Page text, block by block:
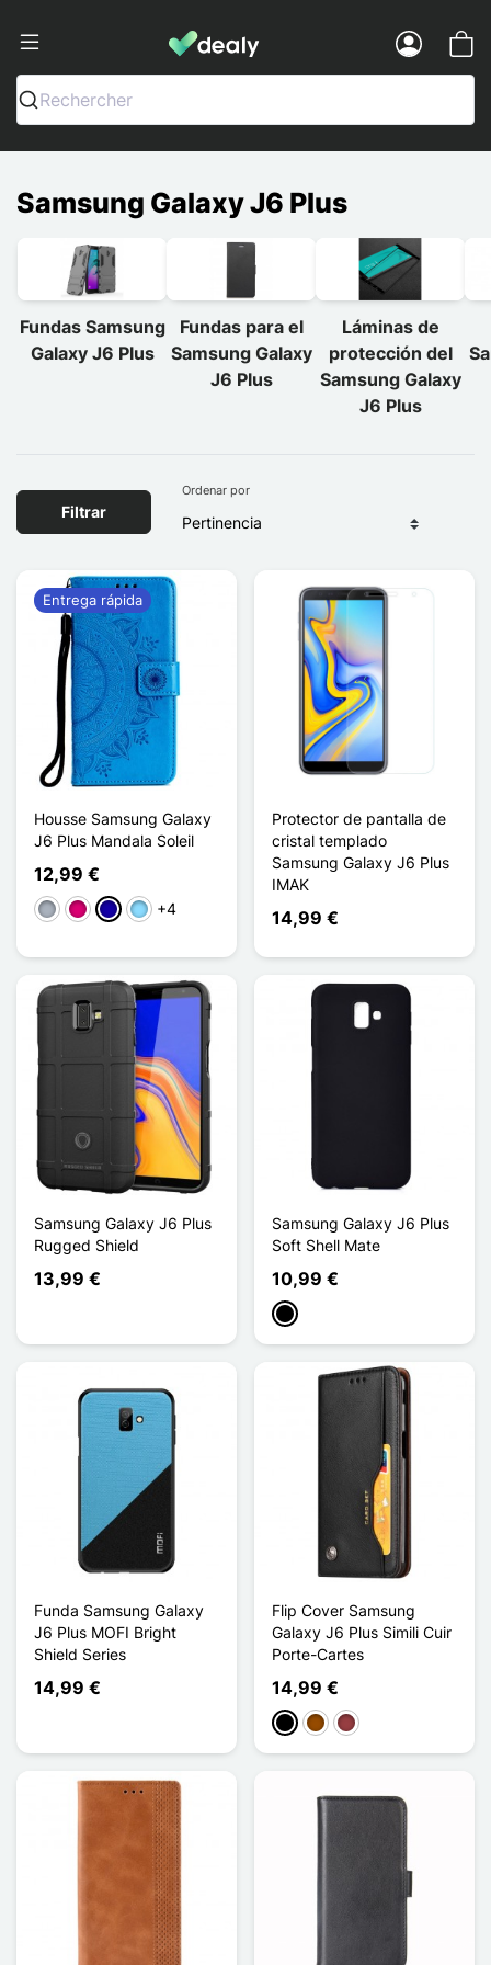
Dealy - Fundas y accesorios para
Rechercher
Samsung Galaxy J6 Plus
Fundas Samsung
Galaxy J6 Plus
Fundas para el
Samsung Galaxy
J6 Plus
Láminas de
protección del
Samsung Galaxy
J6 Plus
Filtrar
Ordenar por
Housse Samsung Galaxy
J6 Plus Mandala Soleil
12,99 €
Gris MagentaAzul oscuro
Azul claro
+4
Entrega rápida
Protector de pantalla de
cristal templado
Samsung Galaxy J6 Plus
IMAK
14,99 €
Samsung Galaxy J6 Plus
Rugged Shield
13,99 €
Samsung Galaxy J6 Plus
Soft Shell Mate
10,99 €
Negro
Funda Samsung Galaxy
J6 Plus MOFI Bright
Shield Series
14,99 €
Flip Cover Samsung
Galaxy J6 Plus Simili Cuir
Porte-Cartes
14,99 €
NegroMarrónRojo oscuro